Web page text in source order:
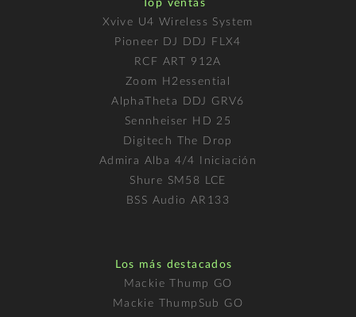
Top ventas
Xvive U4 Wireless System
Pioneer DJ DDJ FLX4
RCF ART 912A
Zoom H2essential
AlphaTheta DDJ GRV6
Sennheiser HD 25
Digitech The Drop
Admira Alba 4/4 Iniciación
Shure SM58 LCE
BSS Audio AR133
Los más destacados
Mackie Thump GO
Mackie ThumpSub GO